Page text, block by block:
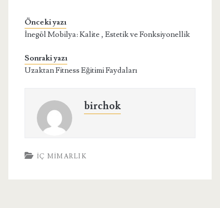
Önceki yazı
İnegöl Mobilya: Kalite , Estetik ve Fonksiyonellik
Sonraki yazı
Uzaktan Fitness Eğitimi Faydaları
birchok
İÇ MIMARLIK